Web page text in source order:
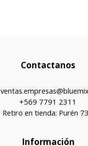
Contactanos
+569 7791 2311
Retiro en tienda: Purén
Información